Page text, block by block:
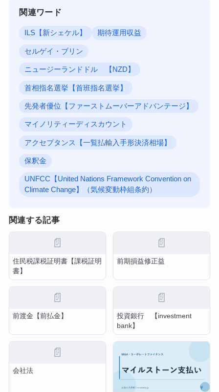
関連ワード
ILS【新シェケル】 期待運用収益
セルゲイ・ブリン
ニュージーランドドル 【NZD】
首相指名選挙【首班指名選挙】
先発者優位【ファーストムーバーアドバンテージ】
マイノリティーディスカウント
アクセプタンス【一覧払輸入手形決済相場】
保釈金
UNFCC【United Nations Framework Convention on
Climate Change】（気候変動枠組条約）
関連する記事
📄
住民税課税証明書【課税証明
書】
📄
前期損益修正益
📄
前渡金【前払金】
📄
投資銀行 【investment
bank】
📄
会社法